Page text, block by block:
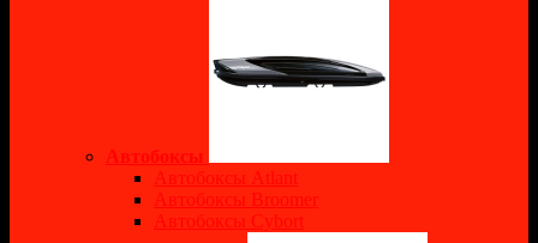
Автобоксы
Автобоксы Atlant
Автобоксы Broomer
Автобоксы Cybort